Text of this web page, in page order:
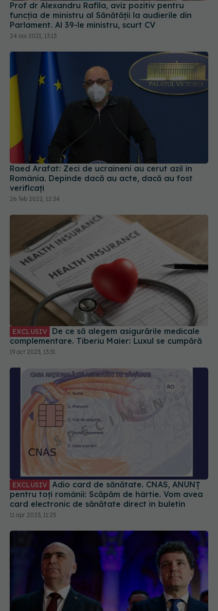
Prof dr Alexandru Rafila, aviz pozitiv pentru
funcția de ministru al Sănătății la audierile din
Parlament. Al 39-le ministru, scurt CV
24 noi 2021, 13:13
Raed Arafat: Zeci de ucraineni au cerut azil în
România. Depinde dacă au acte, dacă au fost
verificați
26 feb 2022, 12:34
EXCLUSIV
complementare. Tiberiu Maier: Luxul se cumpără
19 oct 2023, 13:31
EXCLUSIV
pentru toți românii: Scăpăm de hârtie. Vom avea
card electronic de sănătate direct în buletin
11 apr 2023, 11:25